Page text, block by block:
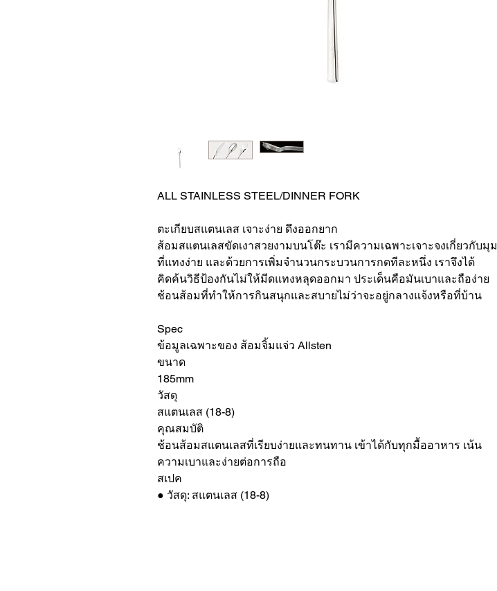
ALL STAINLESS STEEL/DINNER FORK
ตะเกียบสแตนเลส เจาะง่าย ดึงออกยาก
ส้อมสแตนเลสขัดเงาสวยงามบนโต๊ะ เรามีความเฉพาะเจาะจงเกี่ยวกับมุม
ที่แทงง่าย และด้วยการเพิ่มจำนวนกระบวนการกดทีละหนึ่ง เราจึงได้
คิดค้นวิธีป้องกันไม่ให้มีดแทงหลุดออกมา ประเด็นคือมันเบาและถือง่าย
ช้อนส้อมที่ทำให้การกินสนุกและสบายไม่ว่าจะอยู่กลางแจ้งหรือที่บ้าน
Spec
ข้อมูลเฉพาะของ ส้อมจิ้มแจ่ว Allsten
ขนาด
185mm
วัสดุ
สแตนเลส (18-8)
คุณสมบัติ
ช้อนส้อมสแตนเลสที่เรียบง่ายและทนทาน เข้าได้กับทุกมื้ออาหาร เน้น
ความเบาและง่ายต่อการถือ
สเปค
● วัสดุ: สแตนเลส (18-8)